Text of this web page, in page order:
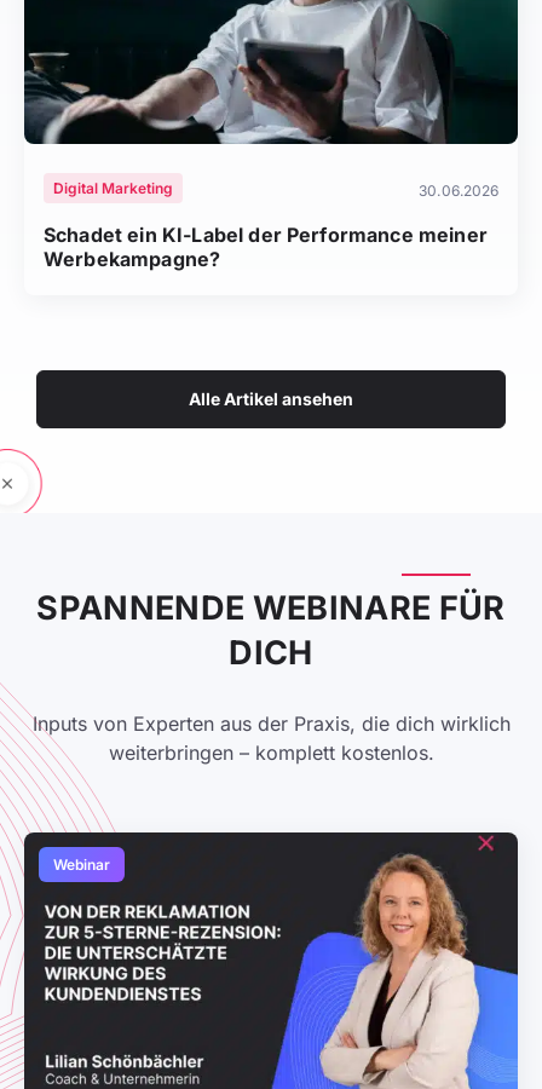
Digital Marketing 30.06.2026
Schadet ein KI-Label der Performance meiner
Werbekampagne?
Alle Artikel ansehen
SPANNENDE WEBINARE FÜR
DICH
Inputs von Experten aus der Praxis, die dich wirklich
weiterbringen – komplett kostenlos.
Webinar